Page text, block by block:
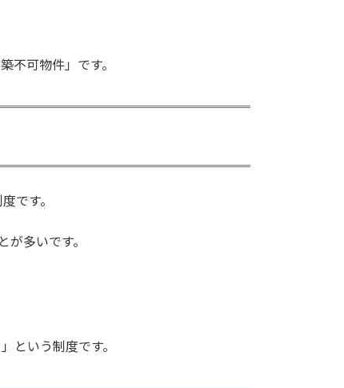
不可物件」です。
です。
多いです。
という制度です。